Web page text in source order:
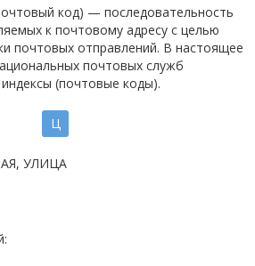
код) — последовательность
к почтовому адресу с целью
почтовых отправлений. В настоящее
почтовых служб
(почтовые коды).
Ц
УЛИЦА